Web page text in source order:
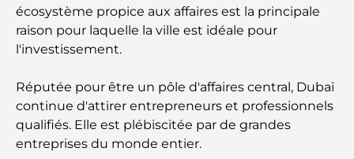
Les meilleurs cafés avec vue à Dubaï : un parfait
mélange de saveurs et de paysages
Expériences gastronomiques exceptionnelles à
Dubaï
Clubs de plage de Palm Jumeirah : Guide complet
écosystème propice aux affaires est la principale
raison pour laquelle la ville est idéale pour
l'investissement.
Réputée pour être un pôle d'affaires central, Dubaï
continue d'attirer entrepreneurs et professionnels
qualifiés. Elle est plébiscitée par de grandes
entreprises du monde entier.